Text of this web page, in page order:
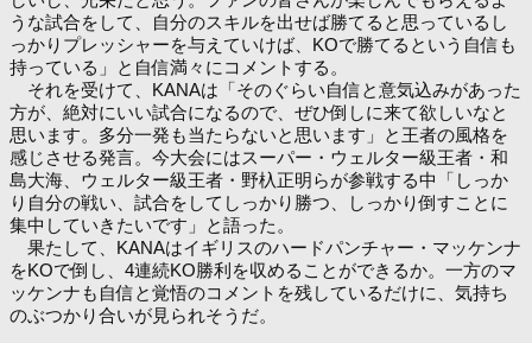
うな試合をして、自分のスキルを出せば勝てると思っているし
っかりプレッシャーを与えていけば、KOで勝てるという自信も
持っている」と自信満々にコメントする。
それを受けて、KANAは「そのぐらい自信と意気込みがあった
方が、絶対にいい試合になるので、ぜひ倒しに来て欲しいなと
思います。多分一発も当たらないと思います」と王者の風格を
感じさせる発言。今大会にはスーパー・ウェルター級王者・和
島大海、ウェルター級王者・野杁正明らが参戦する中「しっか
り自分の戦い、試合をしてしっかり勝つ、しっかり倒すことに
集中していきたいです」と語った。
果たして、KANAはイギリスのハードパンチャー・マッケンナ
をKOで倒し、4連続KO勝利を収めることができるか。一方のマ
ッケンナも自信と覚悟のコメントを残しているだけに、気持ち
のぶつかり合いが見られそうだ。